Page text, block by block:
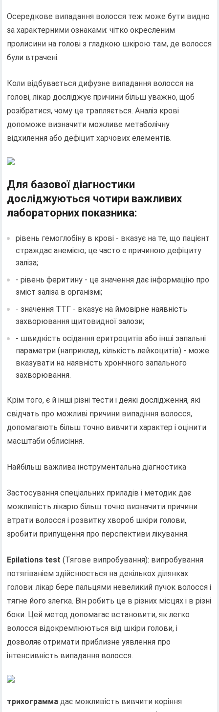
Осередкове випадання волосся теж може бути видно
за характерними ознаками: чітко окресленим
пролисини на голові з гладкою шкірою там, де волосся
були втрачені.
Коли відбувається дифузне випадання волосся на
голові, лікар досліджує причини більш уважно, щоб
розібратися, чому це трапляється. Аналіз крові
допоможе визначити можливе метаболічну
відхилення або дефіцит харчових елементів.
Для базової діагностики
досліджуються чотири важливих
лабораторних показника:
рівень гемоглобіну в крові - вказує на те, що пацієнт
страждає анемією; це часто є причиною дефіциту
заліза;
- рівень феритину - це значення дає інформацію про
зміст заліза в організмі;
- значення ТТГ - вказує на ймовірне наявність
захворювання щитовидної залози;
- швидкість осідання еритроцитів або інші запальні
параметри (наприклад, кількість лейкоцитів) - може
вказувати на наявність хронічного запального
захворювання.
Крім того, є й інші різні тести і деякі дослідження, які
свідчать про можливі причини випадіння волосся,
допомагають більш точно вивчити характер і оцінити
масштаби облисіння.
Найбільш важлива інструментальна діагностика
Застосування спеціальних приладів і методик дає
можливість лікарю більш точно визначити причини
втрати волосся і розвитку хвороб шкіри голови,
зробити припущення про перспективи лікування.
Epilations test (Тягове випробування): випробування
потягіваніем здійснюється на декількох ділянках
голови: лікар бере пальцями невеликий пучок волосся і
тягне його злегка. Він робить це в різних місцях і в різні
боки. Цей метод допомагає встановити, як легко
волосся відокремлюються від шкіри голови, і
дозволяє отримати приблизне уявлення про
інтенсивність випадання волосся.
трихограмма дає можливість вивчити коріння